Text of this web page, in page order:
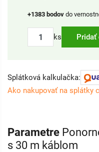
+1383 bodov do
ks Pridať
Splátková kalkulačka:
Ako nakupovať na splátky
Parametre
s 30 m káblom